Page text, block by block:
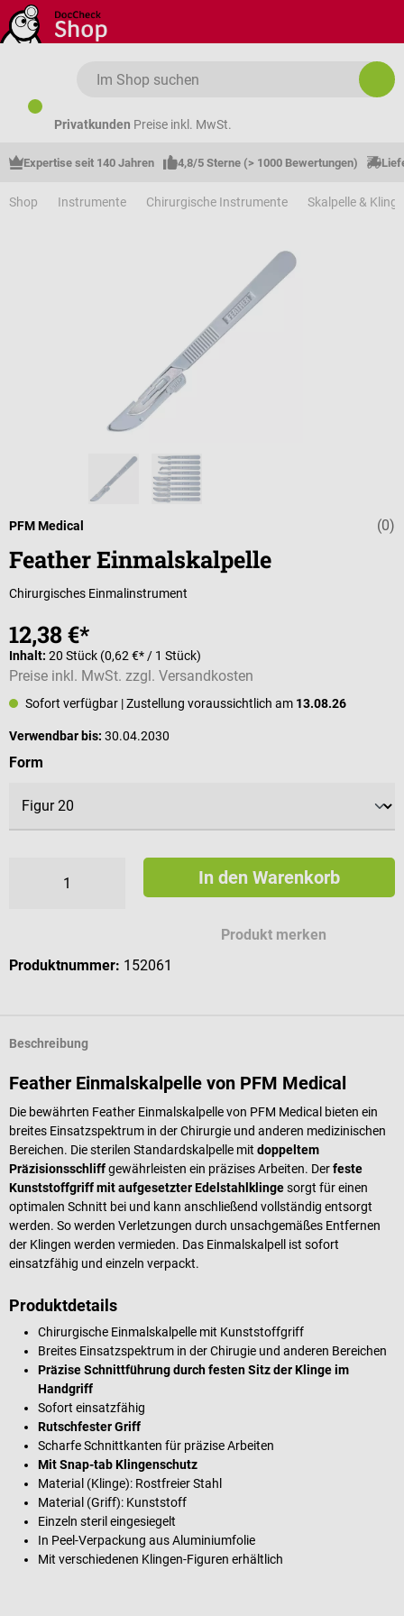
Zum Hauptinhalt springen
Privatkunden Preise inkl. MwSt.
Expertise seit 140 Jahren 4,8/5 Sterne (> 1000 Bewertungen)
Shop Instrumente Chirurgische Instrumente Skalpelle &
(0)
PFM Medical
Feather Einmalskalpelle
Chirurgisches Einmalinstrument
12,38 €*
Inhalt: 20 Stück (0,62 €* / 1 Stück)
Preise inkl. MwSt. zzgl. Versandkosten
Sofort verfügbar | Zustellung voraussichtlich am 13.08.26
Verwendbar bis: 30.04.2030
Form
In den Warenkorb
Produkt merken
Produktnummer: 152061
Beschreibung
Feather Einmalskalpelle von PFM Medical
Die bewährten Feather Einmalskalpelle von PFM Medical bieten ein
breites Einsatzspektrum in der Chirurgie und anderen medizinischen
Bereichen. Die sterilen Standardskalpelle mit doppeltem
Präzisionsschliffgewährleisten ein präzises Arbeiten. Derfeste
Kunststoffgriff mit aufgesetzter Edelstahlklingesorgt für einen
optimalen Schnitt bei und kann anschließend vollständig entsorgt
werden. So werden Verletzungen durch unsachgemäßes Entfernen
der Klingen werden vermieden. Das Einmalskalpell ist sofort
einsatzfähig und einzeln verpackt.
Produktdetails
Chirurgische Einmalskalpelle mit Kunststoffgriff
Breites Einsatzspektrum in der Chirugie und anderen Bereichen
Präzise Schnittführung durch festen Sitz der Klinge im
Handgriff
Sofort einsatzfähig
Rutschfester Griff
Scharfe Schnittkanten für präzise Arbeiten
Mit Snap-tab Klingenschutz
Material (Klinge): Rostfreier Stahl
Material (Griff): Kunststoff
Einzeln steril eingesiegelt
In Peel-Verpackung aus Aluminiumfolie
Mit verschiedenen Klingen-Figuren erhältlich